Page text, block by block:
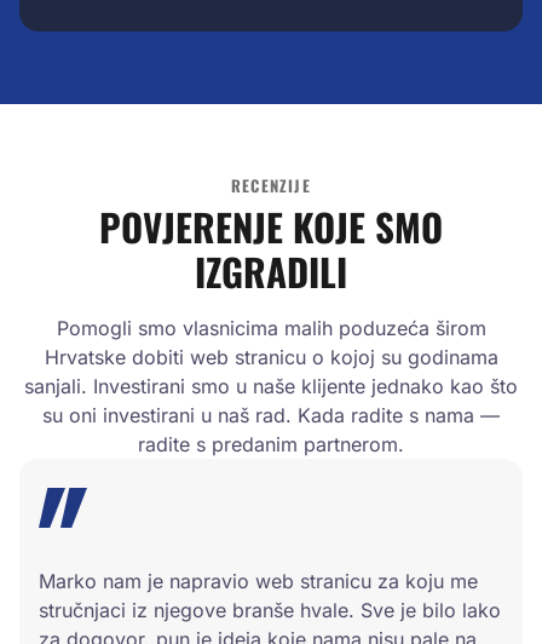
RECENZIJE
POVJERENJE KOJE SMO
IZGRADILI
Pomogli smo vlasnicima malih poduzeća širom
Hrvatske dobiti web stranicu o kojoj su godinama
sanjali. Investirani smo u naše klijente jednako kao što
su oni investirani u naš rad. Kada radite s nama —
radite s predanim partnerom.
Marko nam je napravio web stranicu za koju me
stručnjaci iz njegove branše hvale. Sve je bilo lako